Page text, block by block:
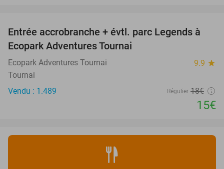
17%
Entrée accrobranche + évtl. parc Legends à
Ecopark Adventures Tournai
Ecopark Adventures Tournai 9.9 star
Tournai
Vendu : 1.489
Régulier 18€
15€